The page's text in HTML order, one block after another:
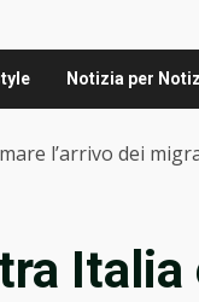
Notizia per
l’arrivo dei
Italia